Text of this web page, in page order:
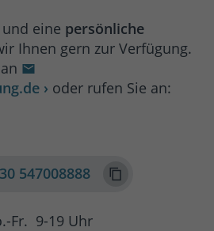
eine persönliche
Ihnen gern zur Verfügung.
› oder rufen Sie an:
547008888
Fr. 9-19 Uhr